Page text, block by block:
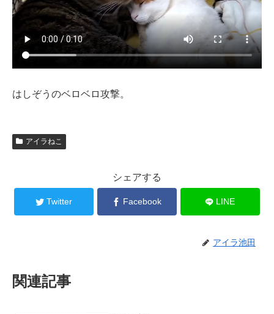
はしぞうのベロベロ攻撃。
アイラねこ
シェアする
Twitter Facebook LINE
アイラ池田
関連記事